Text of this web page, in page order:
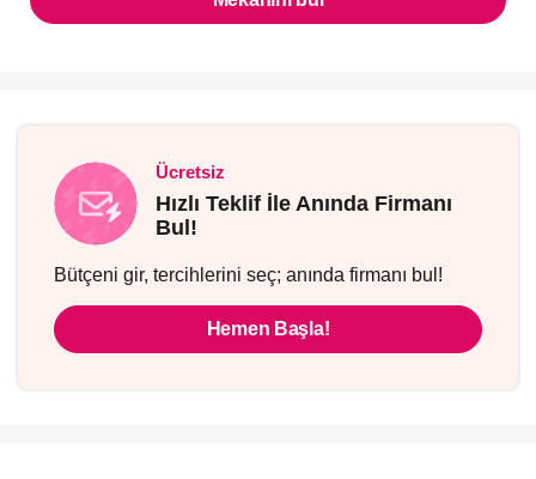
Ücretsiz
Hızlı Teklif İle Anında Firmanı
Bul!
Bütçeni gir, tercihlerini seç; anında firmanı bul!
Hemen Başla!